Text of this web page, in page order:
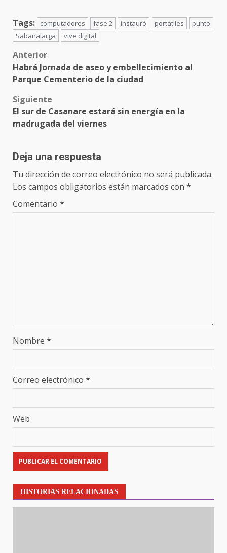
Tags: computadores fase 2 instauró portatiles
punto
Sabanalarga
vive digital
Post
navigation
Anterior
Habrá Jornada de aseo y embellecimiento al
Parque Cementerio de la ciudad
Siguiente
El sur de Casanare estará sin energía en la
madrugada del viernes
Deja una respuesta
Tu dirección de correo electrónico no será publicada.
Los campos obligatorios están marcados con *
Comentario *
Nombre *
Correo electrónico *
Web
HISTORIAS RELACIONADAS